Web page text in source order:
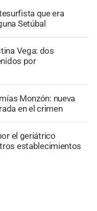
que era
Setúbal
Vega: dos
por
Monzón: nueva
en el crimen
el geriátrico
establecimientos